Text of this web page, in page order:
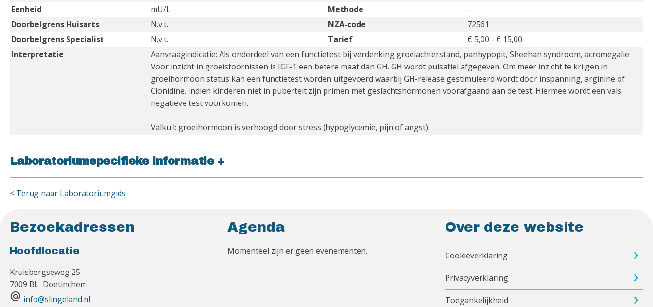
Eenheid
mU/L Methode
-
Doorbelgrens Huisarts
N.v.t. NZA-code
72561
Doorbelgrens Specialist
N.v.t. Tarief
€ 5,00 - € 15,00
Interpretatie
Aanvraagindicatie: Als onderdeel van een functietest bij verdenking groeiachterstand, panhypopit, Sheehan syndroom, acromegalie
Voor inzicht in groeistoornissen is IGF-1 een betere maat dan GH. GH wordt pulsatiel afgegeven. Om meer inzicht te krijgen in
groeihormoon status kan een functietest worden uitgevoerd waarbij GH-release gestimuleerd wordt door inspanning, arginine of
Clonidine. Indien kinderen niet in puberteit zijn primen met geslachtshormonen voorafgaand aan de test. Hiermee wordt een vals
negatieve test voorkomen.
Valkuil: groeihormoon is verhoogd door stress (hypoglycemie, pijn of angst).
Laboratoriumspecifieke informatie +
< Terug naar Laboratoriumgids
Bezoekadressen
Hoofdlocatie
Kruisbergseweg 25
7009 BL Doetinchem
alternate_email info@slingeland.nl
Agenda
Momenteel zijn er geen evenementen.
Over deze website
Cookieverklaring
Privacyverklaring
Toegankelijkheid